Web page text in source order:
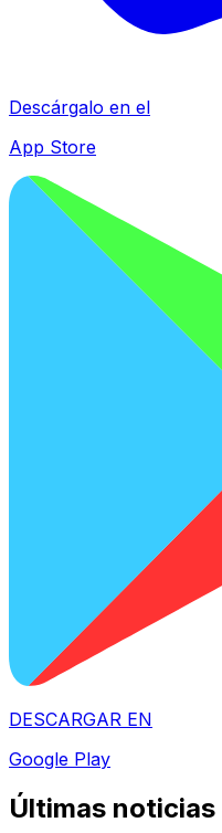
Descárgalo en el
App Store
DESCARGAR EN
Google Play
Últimas noticias